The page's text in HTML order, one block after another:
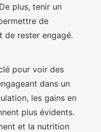
plus, tenir un
de
de rester engagé.
pour voir des
dans un
les gains en
plus évidents.
et la nutrition